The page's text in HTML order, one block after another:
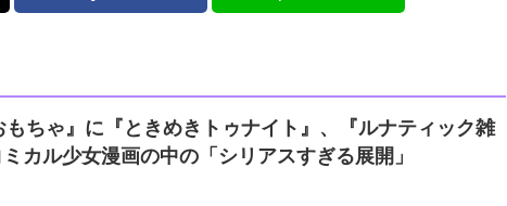
もちゃ』に『ときめきトゥナイト』、『ルナティック雑
カル少女漫画の中の「シリアスすぎる展開」